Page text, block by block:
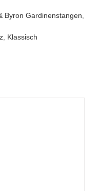
Byron Gardinenstangen
Klassisch